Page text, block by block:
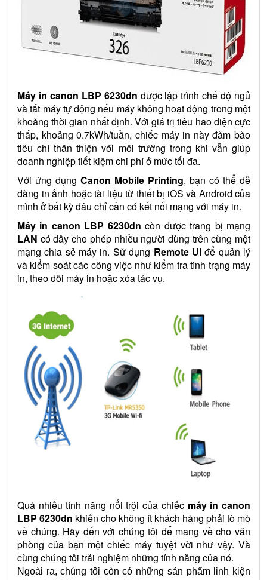
Máy in canon LBP 6230dn được lập trình chế độ ngủ
và tắt máy tự động nếu máy không hoạt động trong một
khoảng thời gian nhất định. Với giá trị tiêu hao điện cực
thấp, khoảng 0.7kWh/tuần, chiếc máy in này đảm bảo
tiêu chí thân thiện với môi trường trong khi vẫn giúp
doanh nghiệp tiết kiệm chi phí ở mức tối đa.
Với ứng dụng Canon Mobile Printing, bạn có thể dễ
dàng in ảnh hoặc tài liệu từ thiết bị iOS và Android của
mình ở bất kỳ đâu chỉ cần có kết nối mạng với máy in.
Máy in canon LBP 6230dn còn được trang bị mạng
LAN có dây cho phép nhiều người dùng trên cùng một
mạng chia sẻ máy in. Sử dụng Remote UIđể quản lý
và kiểm soát các công việc như kiểm tra tình trạng máy
in, theo dõi máy in hoặc xóa tác vụ.
Quá nhiều tính năng nổi trội của chiếc máy in canon
LBP 6230dn khiến cho không ít khách hàng phải tò mò
về chúng. Hãy đến với chúng tôi để mang về cho văn
phòng của bạn một chiếc máy tuyệt vời như vậy. Và
cùng chúng tôi trải nghiệm những tính năng của nó.
Ngoài ra, chúng tôi còn có những sản phẩm linh kiện